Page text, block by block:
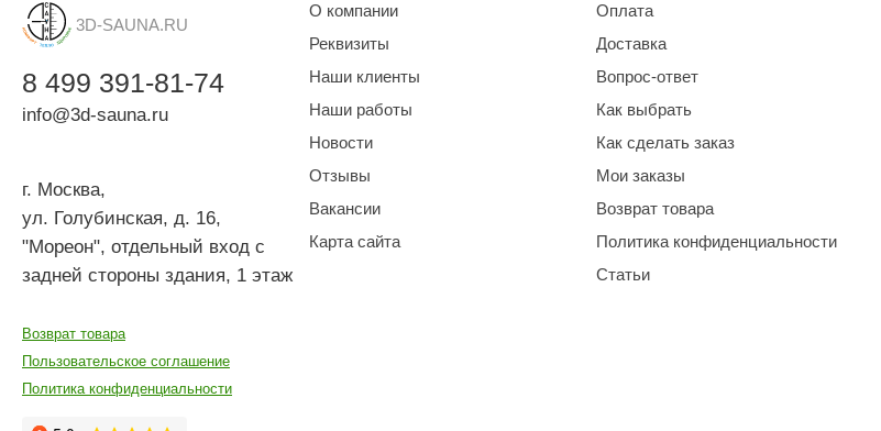
Возможность монтажа лицевой панели как в правую, так и в левую сторону!
Максимально компактный
Прост в управлении
Практичен и автоматизирован
Возможность запуска и управления через приложение в смартфоне
Качественные материалы
Размеры, ШхГхВ: 148х22х101 мм
Оснащен bluetooth системой
Возможность монтажа без датчика температуры
Возможность монтажа внутри парной
Мультиязычное меню управления
Комплект поставки:
Сенсорный пульт управления, выносной, сенсорный, влагостойкий
Возможность установки пульта внутри парной
Клапан от повышения давления пара
О компании
Реквизиты
Наши клиенты
Наши работы
Новости
Отзывы
Вакансии
Карта сайта
Оплата
Доставка
Вопрос-ответ
Как выбрать
Как сделать заказ
Мои заказы
Возврат товара
Политика конфиденциальности
Статьи
3D-SAUNA.RU
8 499 391-81-74
info@3d-sauna.ru
г. Москва,
ул. Голубинская, д. 16,
"Мореон", отдельный вход с
задней стороны здания, 1 этаж
Возврат товара
Пользовательское соглашение
Политика конфиденциальности